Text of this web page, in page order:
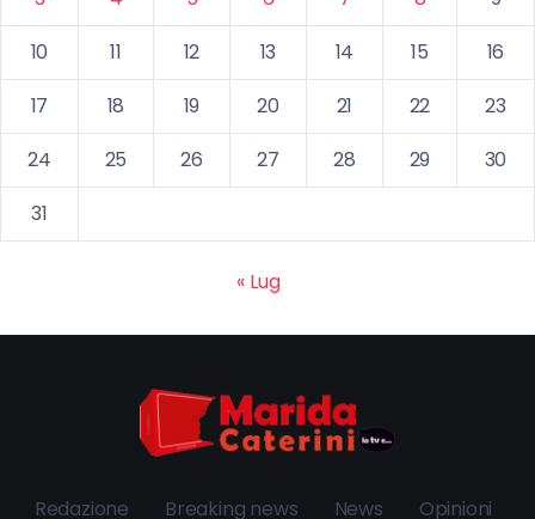
10
11 12 13 14 15
16
17
18 19 20 21 22
23
24
25 26 27 28 29
30
31
« Lug
Redazione Breaking news News Opinioni